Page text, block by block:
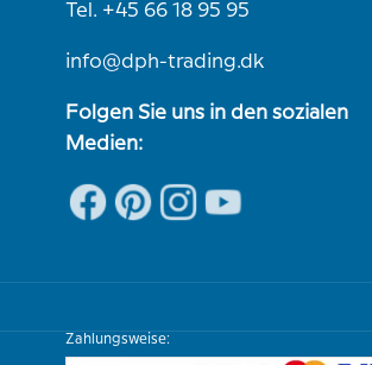
Tel. +45 66 18 95 95
info@dph-trading.dk
Folgen Sie uns in den sozialen
Medien:
Zahlungsweise: